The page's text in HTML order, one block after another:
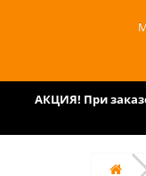
АКЦИЯ! При